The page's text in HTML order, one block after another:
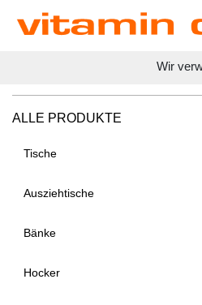
Wir
ALLE PRODUKTE
Tische
Ausziehtische
Bänke
Hocker